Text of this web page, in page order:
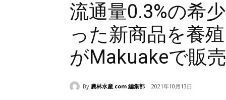
流通量0.3%の希
った新商品を養
がMakuakeで販
By 農林水産.com 編集部 2021年10月13日